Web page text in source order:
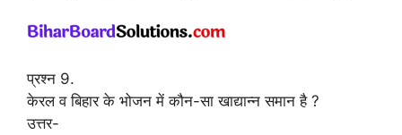
प्रश्न 9.
केरल व बिहार के भोजन में कौन-सा खाद्यान्न समान है ?
उत्तर-